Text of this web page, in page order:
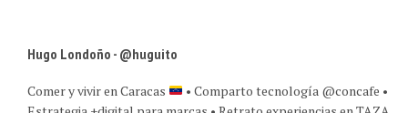
Hugo Londoño - @huguito
Comer y vivir en Caracas
• Comparto tecnología @concafe •
Estrategia +digital para marcas • Retrato experiencias en TAZA